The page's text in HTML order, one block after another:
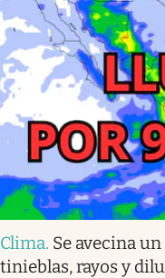
Clima. Se avecina
tinieblas, rayos y